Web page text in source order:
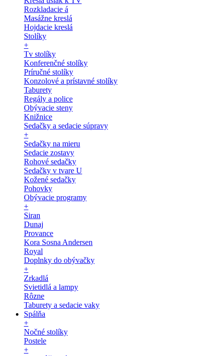
Rozkladacie á
Masážne kreslá
Hojdacie kreslá
Stolíky
+
Tv stolíky
Konferenčné stolíky
Príručné stolíky
Konzolové a prístavné stolíky
Taburety
Regály a police
Obývacie steny
Knižnice
Sedačky a sedacie súpravy
+
Sedačky na mieru
Sedacie zostavy
Rohové sedačky
Sedačky v tvare U
Kožené sedačky
Pohovky
Obývacie programy
+
Siran
Dunaj
Provance
Kora Sosna Andersen
Royal
Doplnky do obývačky
+
Zrkadlá
Svietidlá a lampy
Rôzne
Taburety a sedacie vaky
Spálňa
+
Nočné stolíky
Postele
+